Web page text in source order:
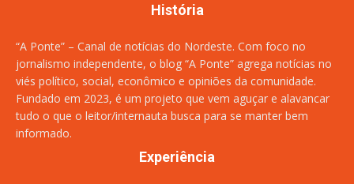
História
“A Ponte” – Canal de notícias do Nordeste. Com foco no
jornalismo independente, o blog “A Ponte” agrega notícias no
viés político, social, econômico e opiniões da comunidade.
Fundado em 2023, é um projeto que vem aguçar e alavancar
tudo o que o leitor/internauta busca para se manter bem
informado.
Experiência